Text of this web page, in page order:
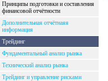
Принципы подготовки и составления
финансовой отчётности
Дополнительная отчётнаяя
информация
Трейдинг
Фундаментальный анализ рынка
Технический анализ рынка
Трейдинг и управление рисками